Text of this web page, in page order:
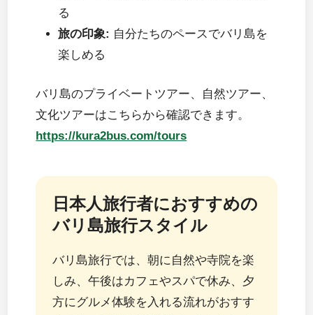
る
旅の印象: 自分たちのペースでバリ島を
楽しめる
バリ島のプライベートツアー、自然ツアー、
文化ツアーはこちらから確認できます。
https://kura2bus.com/tours
日本人旅行者におすすめの
バリ島旅行スタイル
バリ島旅行では、朝に自然や寺院を楽
しみ、午後はカフェやスパで休み、夕
方にグルメ体験を入れる流れがおすす